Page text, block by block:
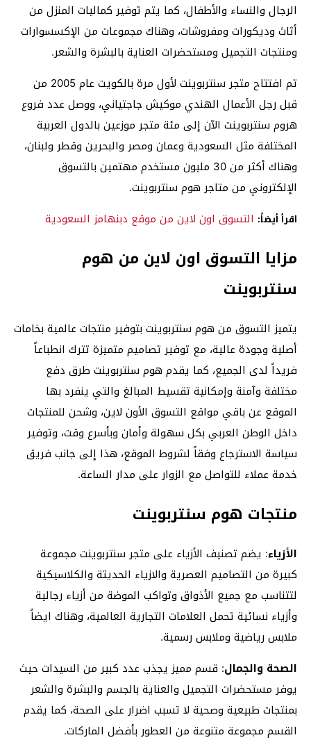
الرجال والنساء والأطفال، كما يتم توفير كماليات المنزل من
أثاث وديكورات ومفروشات، وهناك مجموعات من الإكسسوارات
ومنتجات التجميل ومستحضرات العناية بالبشرة والشعر.
تم افتتاح متجر سنتربوينت لأول مرة بالكويت عام 2005 من
قبل رجل الأعمال الهندي موكيش جاجتياني، ووصل عدد فروع
هروم سنتربوينت الآن إلى مئة متجر موزعين بالدول العربية
المختلفة مثل السعودية وعمان ومصر والبحرين وقطر ولبنان،
وهناك أكثر من 30 مليون مستخدم مهتمين بالتسوق
الإلكتروني من متاجر هوم سنتربوينت.
اقرأ أيضاً: التسوق اون لاين من موقع دبنهامز السعودية
مزايا التسوق اون لاين من هوم
سنتربوينت
يتميز التسوق من هوم سنتربوينت بتوفير منتجات عالمية بخامات
أصلية وجودة عالية، مع توفير تصاميم متميزة تترك انطباعاً
فريداً لدى الجميع، كما يقدم هوم سنتربوينت طرق دفع
مختلفة وآمنة وإمكانية تقسيط المبالغ والتي ينفرد بها
الموقع عن باقي مواقع التسوق الأون لاين، وشحن للمنتجات
داخل الوطن العربي بكل سهولة وأمان وبأسرع وقت، وتوفير
سياسة الاسترجاع وفقاً لشروط الموقع، هذا إلى جانب فريق
خدمة عملاء للتواصل مع الزوار على مدار الساعة.
منتجات هوم سنتربوينت
الأزياء: يضم تصنيف الأزياء على متجر سنتربوينت مجموعة
كبيرة من التصاميم العصرية والازياء الحديثة والكلاسيكية
لتتناسب مع جميع الأذواق وتواكب الموضة من أزياء رجالية
وأزياء نسائية تحمل العلامات التجارية العالمية، وهناك ايضاً
ملابس رياضية وملابس رسمية.
الصحة والجمال: قسم مميز يجذب عدد كبير من السيدات حيث
يوفر مستحضرات التجميل والعناية بالجسم والبشرة والشعر
بمنتجات طبيعية وصحية لا تسبب اضرار على الصحة، كما يقدم
القسم مجموعة متنوعة من العطور بأفضل الماركات.